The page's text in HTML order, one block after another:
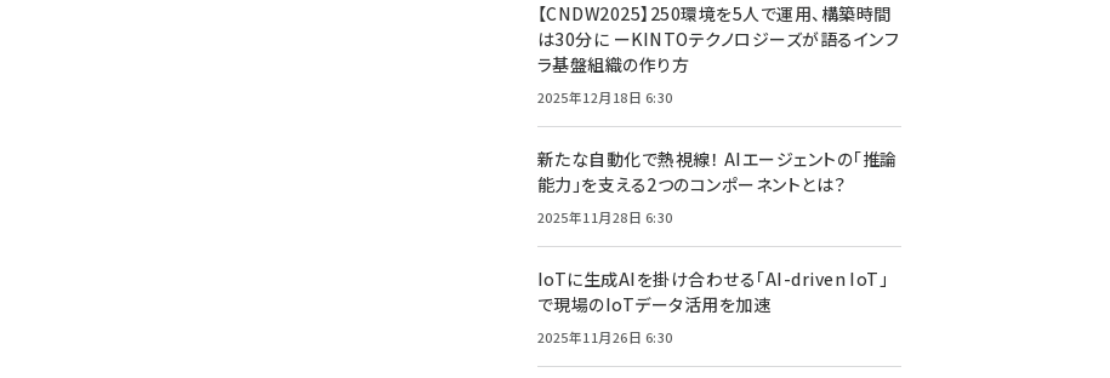
【CNDW2025】250環境を5人で運用、構築時間
は30分に ーKINTOテクノロジーズが語るインフ
ラ基盤組織の作り方
2025年12月18日 6:30
新たな自動化で熱視線！ AIエージェントの「推論
能力」を支える2つのコンポーネントとは？
2025年11月28日 6:30
IoTに生成AIを掛け合わせる「AI-driven IoT」
で現場のIoTデータ活用を加速
2025年11月26日 6:30